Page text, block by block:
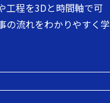
工程を3Dと時間軸で可
の流れをわかりやすく学